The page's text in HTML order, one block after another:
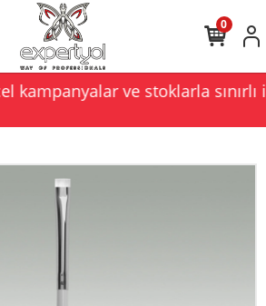
kampanyalar ve stoklarla
0